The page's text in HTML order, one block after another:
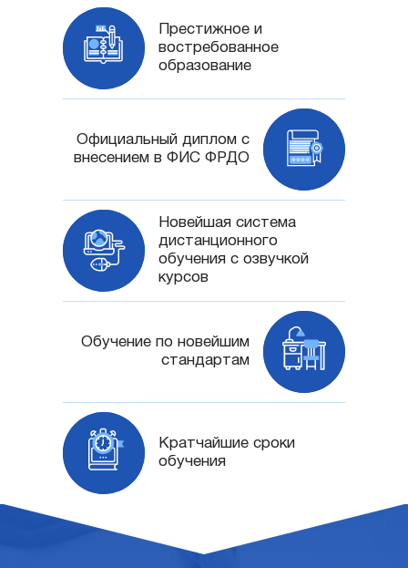
Престижное и
востребованное
образование
Официальный диплом с
внесением в ФИС ФРДО
Новейшая система
дистанционного
обучения с озвучкой
курсов
Обучение по новейшим
стандартам
Кратчайшие сроки
обучения